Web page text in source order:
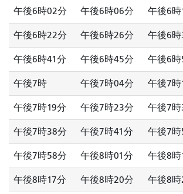
午後6時02分 午後6時06分 午後6時
午後6時22分 午後6時26分 午後6時
午後6時41分 午後6時45分 午後6時
午後7時 午後7時04分 午後7時
午後7時19分 午後7時23分 午後7時
午後7時38分 午後7時41分 午後7時
午後7時58分 午後8時01分 午後8時
午後8時17分 午後8時20分 午後8時